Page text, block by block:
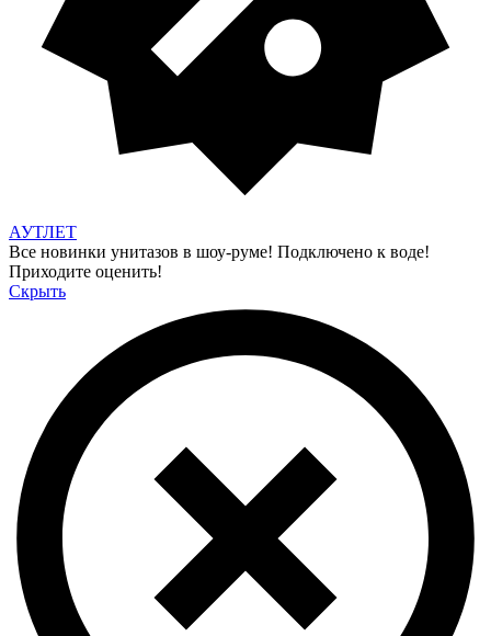
АУТЛЕТ
Все новинки унитазов в шоу-руме! Подключено к воде!
Приходите оценить!
Скрыть